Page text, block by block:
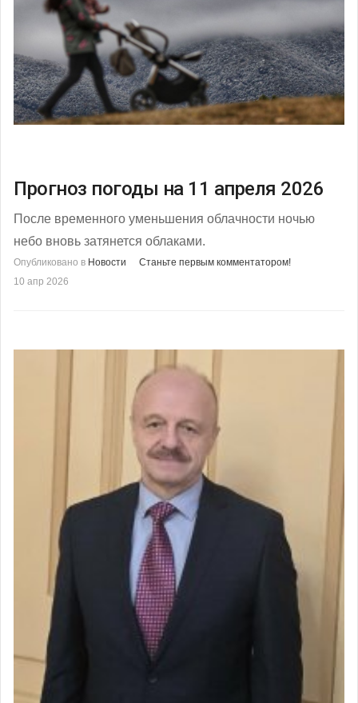
Прогноз погоды на 11 апреля 2026
После временного уменьшения облачности ночью
небо вновь затянется облаками.
Опубликовано в Новости
Станьте первым комментатором!
10 апр 2026